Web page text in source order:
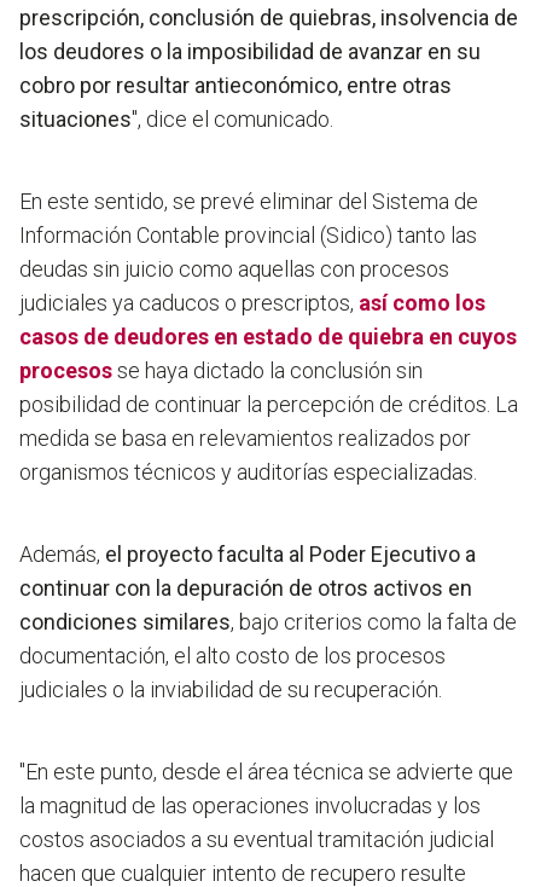
prescripción, conclusión de quiebras, insolvencia de
los deudores o la imposibilidad de avanzar en su
cobro por resultar antieconómico, entre otras
situaciones", dice el comunicado.
En este sentido, se prevé eliminar del Sistema de
Información Contable provincial (Sidico) tanto las
deudas sin juicio como aquellas con procesos
judiciales ya caducos o prescriptos, así como los
casos de deudores en estado de quiebra en cuyos
procesosse haya dictado la conclusión sin
posibilidad de continuar la percepción de créditos. La
medida se basa en relevamientos realizados por
organismos técnicos y auditorías especializadas.
Además, el proyecto faculta al Poder Ejecutivo a
continuar con la depuración de otros activos en
condiciones similares, bajo criterios como la falta de
documentación, el alto costo de los procesos
judiciales o la inviabilidad de su recuperación.
"En este punto, desde el área técnica se advierte que
la magnitud de las operaciones involucradas y los
costos asociados a su eventual tramitación judicial
hacen que cualquier intento de recupero resulte